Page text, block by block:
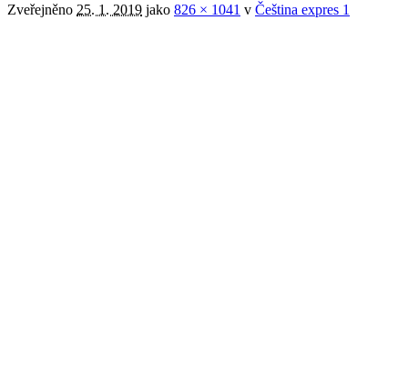
Zveřejněno 25. 1. 2019 jako 826 × 1041 v Čeština expres 1